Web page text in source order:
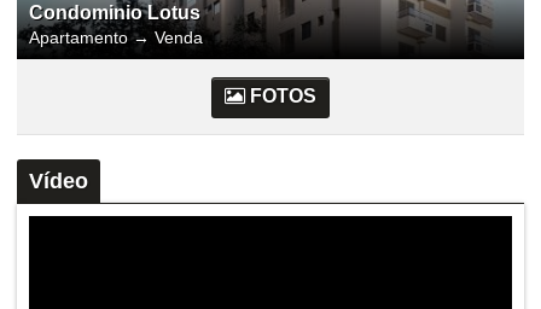
Condominio Lotus
Apartamento→ Venda
FOTOS
Vídeo